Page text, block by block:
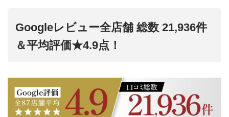
Googleレビュー全店舗 総数 21,936件
＆平均評価★4.9点！